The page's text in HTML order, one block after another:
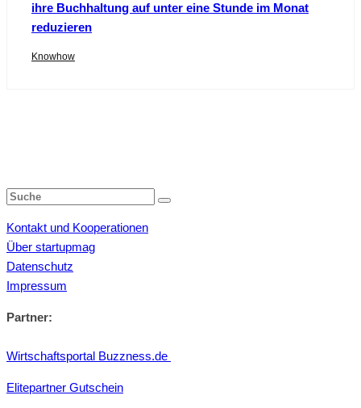
ihre Buchhaltung auf unter eine Stunde im Monat
reduzieren
Knowhow
Kontakt und Kooperationen
Über startupmag
Datenschutz
Impressum
Partner:
Wirtschaftsportal Buzzness.de
Elitepartner Gutschein